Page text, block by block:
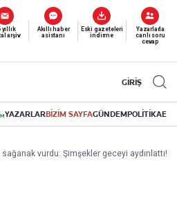
yıllık
arşiv
Akıllı haber
asistanı
Eski gazeteleri
indirme
Yazarlarla
canlı soru
cevap
GİRİŞ
YAZARLARBİZİM SAYFAGÜNDEMPOLİTİKA
vurdu: Şimşekler geceyi aydınlattı!